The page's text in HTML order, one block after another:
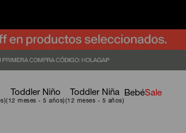
Toddler Niño Toddler Niña BebéSale